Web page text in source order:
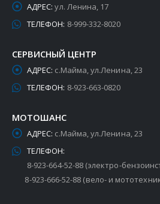
АДРЕС: ул. Ленина, 17
ТЕЛЕФОН: 8-999-332-8020
СЕРВИСНЫЙ ЦЕНТР
АДРЕС: с.Майма, ул.Ленина, 23
ТЕЛЕФОН: 8-923-663-0820
МОТОШАНС
АДРЕС: с.Майма, ул.Ленина, 23
ТЕЛЕФОН:
8-923-664-52-88 (электро-
8-923-666-52-88 (вело- и